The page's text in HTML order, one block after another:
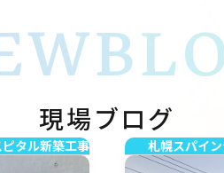
現場ブログ
タル新築工事 札幌スパイ